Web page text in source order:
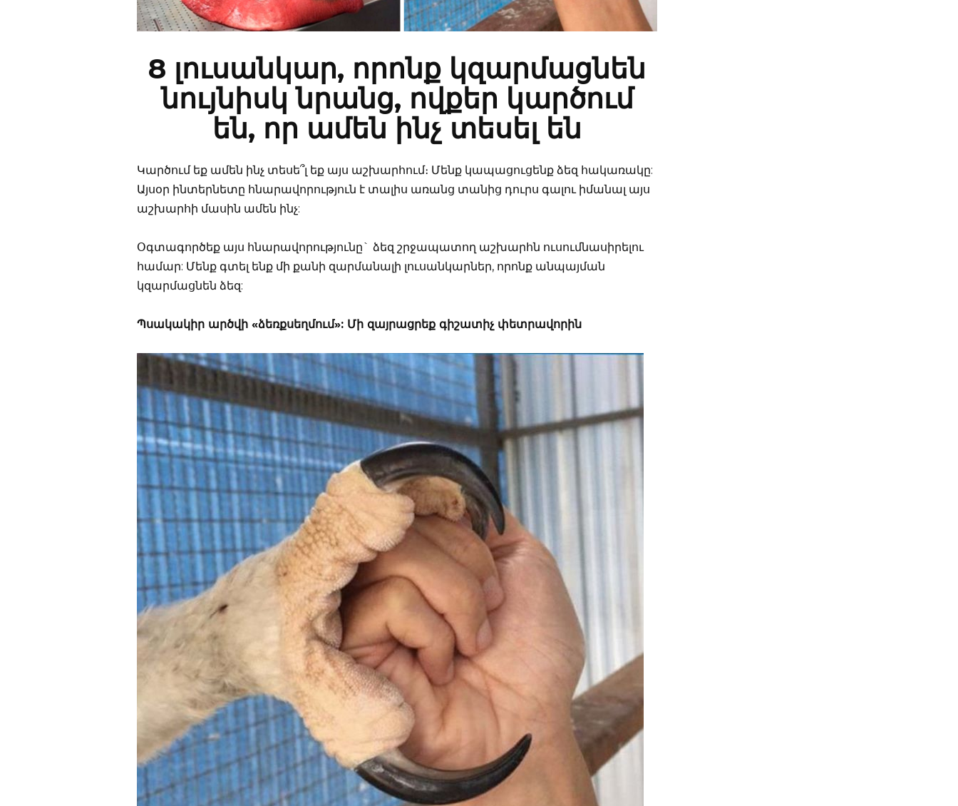
8 լուսանկար, որոնք կզարմացնեն
նույնիսկ նրանց, ովքեր կարծում
են, որ ամեն ինչ տեսել են
Կարծում եք ամեն ինչ տեսե՞լ եք այս աշխարհում։ Մենք կապացուցենք ձեզ հակառակը:
Այսօր ինտերնետը հնարավորություն է տալիս առանց տանից դուրս գալու իմանալ այս
աշխարհի մասին ամեն ինչ:
Օգտագործեք այս հնարավորությունը` ձեզ շրջապատող աշխարհն ուսումնասիրելու
համար: Մենք գտել ենք մի քանի զարմանալի լուսանկարներ, որոնք անպայման
կզարմացնեն ձեզ:
Պսակակիր արծվի «ձեռքսեղմում»: Մի զայրացրեք գիշատիչ փետրավորին